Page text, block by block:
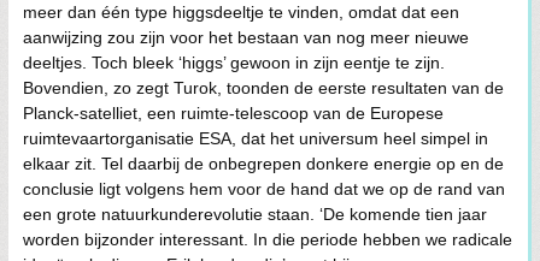
meer dan één type higgsdeeltje te vinden, omdat dat een
aanwijzing zou zijn voor het bestaan van nog meer nieuwe
deeltjes. Toch bleek ‘higgs’ gewoon in zijn eentje te zijn.
Bovendien, zo zegt Turok, toonden de eerste resultaten van de
Planck-satelliet, een ruimte-telescoop van de Europese
ruimtevaartorganisatie ESA, dat het universum heel simpel in
elkaar zit. Tel daarbij de onbegrepen donkere energie op en de
conclusie ligt volgens hem voor de hand dat we op de rand van
een grote natuurkunderevolutie staan. ‘De komende tien jaar
worden bijzonder interessant. In die periode hebben we radicale